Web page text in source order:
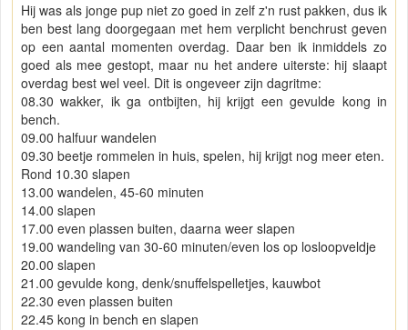
Hij was als jonge pup niet zo goed in zelf z'n rust pakken, dus ik
ben best lang doorgegaan met hem verplicht benchrust geven
op een aantal momenten overdag. Daar ben ik inmiddels zo
goed als mee gestopt, maar nu het andere uiterste: hij slaapt
overdag best wel veel. Dit is ongeveer zijn dagritme:
08.30 wakker, ik ga ontbijten, hij krijgt een gevulde kong in
bench.
09.00 halfuur wandelen
09.30 beetje rommelen in huis, spelen, hij krijgt nog meer eten.
Rond 10.30 slapen
13.00 wandelen, 45-60 minuten
14.00 slapen
17.00 even plassen buiten, daarna weer slapen
19.00 wandeling van 30-60 minuten/even los op losloopveldje
20.00 slapen
21.00 gevulde kong, denk/snuffelspelletjes, kauwbot
22.30 even plassen buiten
22.45 kong in bench en slapen